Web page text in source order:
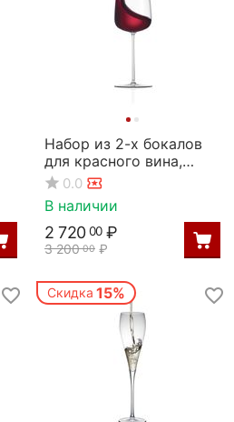
Набор из 2-х бокалов
для красного вина,
серия Orbital Ultra, 540
мл, Rona
0.0
В наличии
3 200 00 ₽
2 720 00 ₽
Скидка 15%